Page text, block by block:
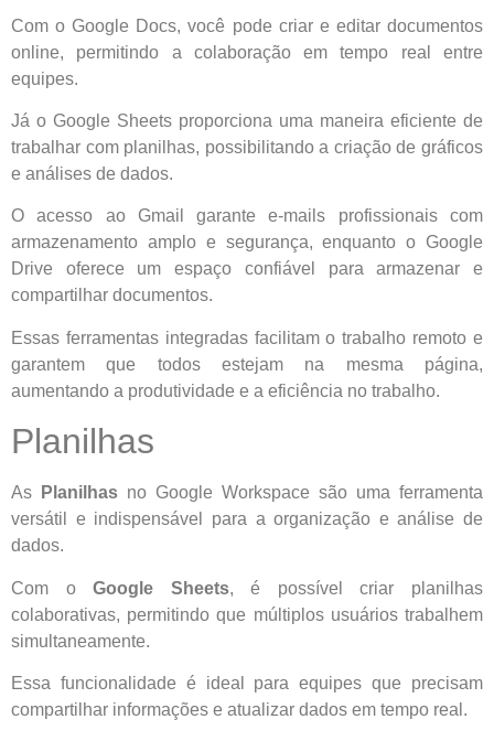
Com o Google Docs, você pode criar e editar documentos
online, permitindo a colaboração em tempo real entre
equipes.
Já o Google Sheets proporciona uma maneira eficiente de
trabalhar com planilhas, possibilitando a criação de gráficos
e análises de dados.
O acesso ao Gmail garante e-mails profissionais com
armazenamento amplo e segurança, enquanto o Google
Drive oferece um espaço confiável para armazenar e
compartilhar documentos.
Essas ferramentas integradas facilitam o trabalho remoto e
garantem que todos estejam na mesma página,
aumentando a produtividade e a eficiência no trabalho.
Planilhas
As Planilhas no Google Workspace são uma ferramenta
versátil e indispensável para a organização e análise de
dados.
Com oGoogle Sheets, é possível criar planilhas
colaborativas, permitindo que múltiplos usuários trabalhem
simultaneamente.
Essa funcionalidade é ideal para equipes que precisam
compartilhar informações e atualizar dados em tempo real.